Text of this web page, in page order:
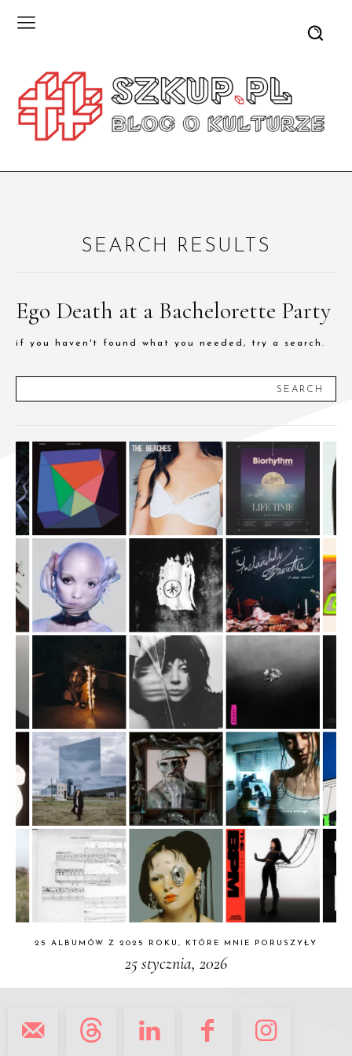
SEARCH RESULTS
Ego Death at a Bachelorette Party
if you haven't found what you needed, try a search.
SEARCH
25 ALBUMÓW Z 2025 ROKU, KTÓRE MNIE PORUSZYŁY
25 stycznia, 2026